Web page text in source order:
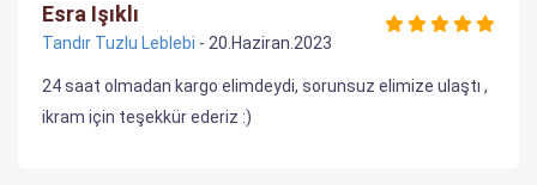
Esra Işıklı
Tandır Tuzlu Leblebi - 20.Haziran.2023
24 saat olmadan kargo elimdeydi, sorunsuz elimize ulaştı ,
ikram için teşekkür ederiz :)